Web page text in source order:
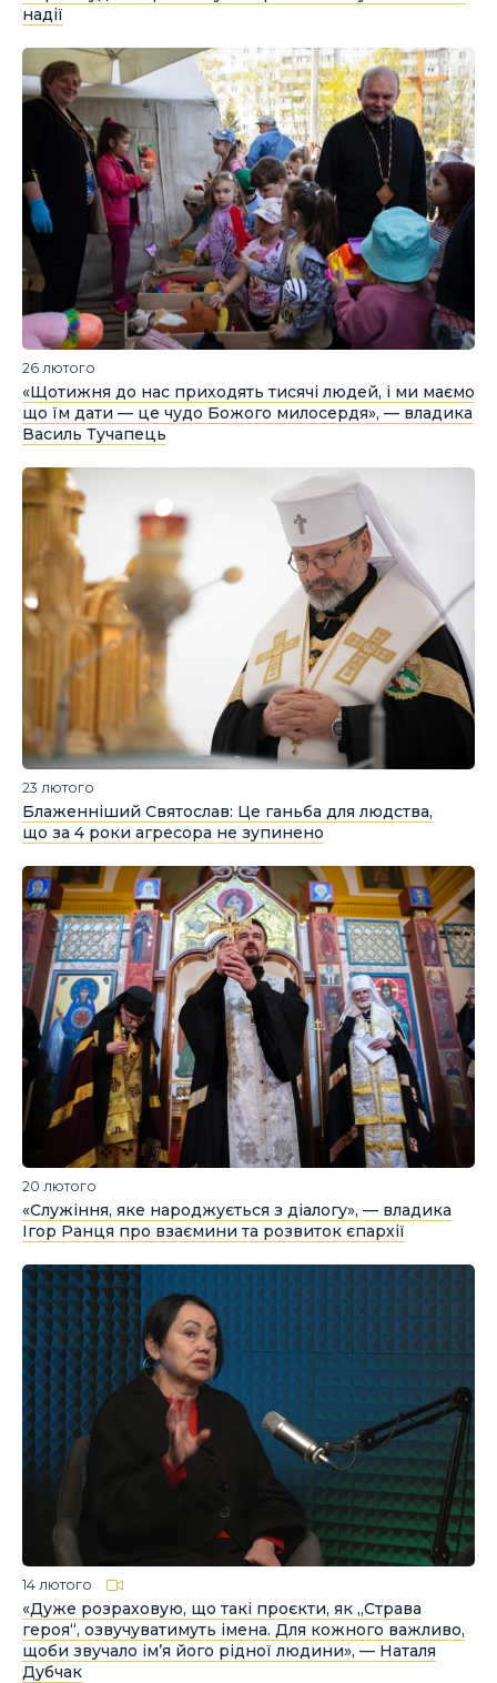
надії
26 лютого
«Щотижня до нас приходять тисячі людей, і ми маємо
що їм дати — це чудо Божого милосердя», — владика
Василь Тучапець
23 лютого
Блаженніший Святослав: Це ганьба для людства,
що за 4 роки агресора не зупинено
20 лютого
«Служіння, яке народжується з діалогу», — владика
Ігор Ранця про взаємини та розвиток єпархії
14 лютого
«Дуже розраховую, що такі проєкти, як „Страва
героя“, озвучуватимуть імена. Для кожного важливо,
щоби звучало ім’я його рідної людини», — Наталя
Дубчак